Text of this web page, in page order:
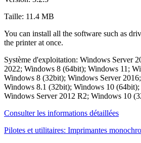
Taille: 11.4 MB
You can install all the software such as
the printer at once.
Système d'exploitation: Windows Server
2022; Windows 8 (64bit); Windows 11;
Windows 8 (32bit); Windows Server
Windows 8.1 (32bit); Windows 10
Windows Server 2012 R2; Windows 10
Consulter les informations détaillées
Pilotes et utilitaires: Imprimantes